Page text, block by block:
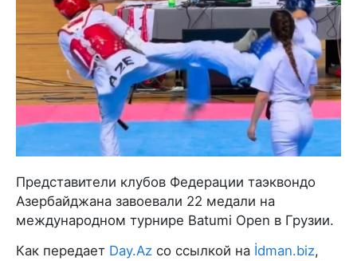
Представители клубов Федерации таэквондо
Азербайджана завоевали 22 медали на
международном турнире Batumi Open в Грузии.
Как передает Day.Az со ссылкой на İdman.biz,